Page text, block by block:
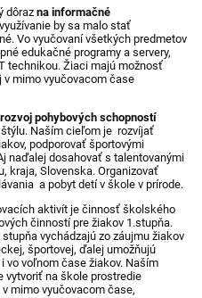
dôrazna informačné
by sa malo stať
Vo vyučovaní všetkých predmetov
edukačné programy a servery,
technikou. Žiaci majú možnosť
mimo vyučovacom čase
rozvoj pohybových schopností
Naším cieľom je rozvíjať
podporovať športovými
naďalej dosahovať s talentovanými
kraja, Slovenska. Organizovať
a pobyt detí v škole v prírode.
aktivít je činnosť školského
činností pre žiakov 1.stupňa.
vychádzajú zo záujmu žiakov
športovej, ďalej umožňujú
vo voľnom čase žiakov. Naším
vytvoriť na škole prostredie
mimo vyučovacom čase,